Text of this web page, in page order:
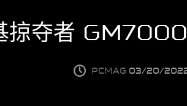
固态硬盘
掠夺者
PCMAG 03/20/